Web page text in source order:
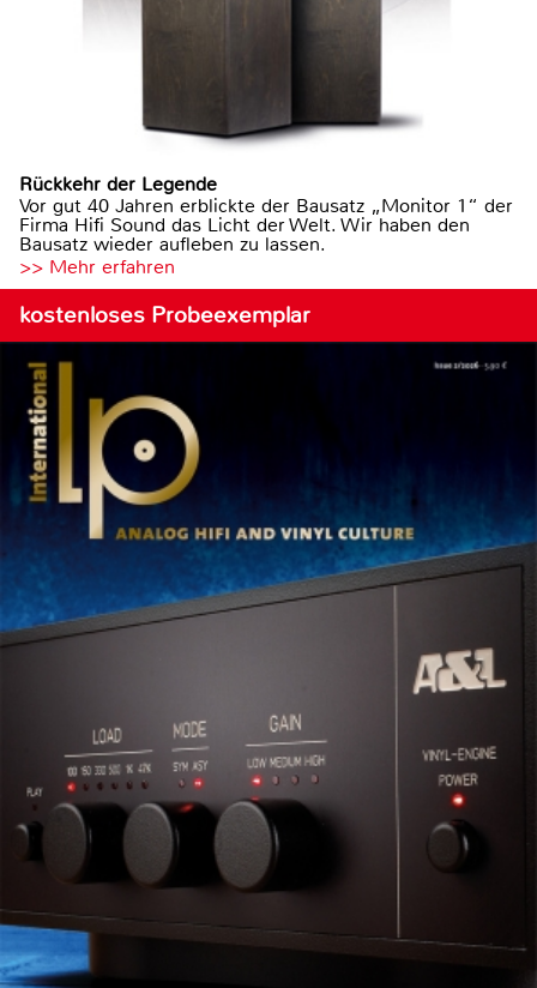
Rückkehr der Legende
Vor gut 40 Jahren erblickte der Bausatz „Monitor 1“ der
Firma Hifi Sound das Licht der Welt. Wir haben den
Bausatz wieder aufleben zu lassen.
>> Mehr erfahren
kostenloses Probeexemplar